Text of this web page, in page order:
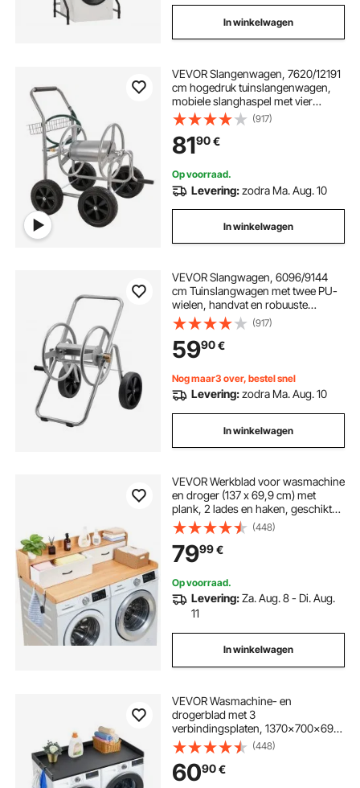
In winkelwagen
VEVOR Slangenwagen, 7620/12191
cm hogedruk tuinslangenwagen,
mobiele slanghaspel met vier
wielen, handgreep en netmand,
slanghaspel voor tuinirrigatie,
autowasstraat, 855 x 550 x 890
mm
(917)
8190€
Op voorraad.
Levering:zodra Ma. Aug. 10
In winkelwagen
VEVOR Slangwagen, 6096/9144
cm Tuinslangwagen met twee PU-
wielen, handvat en robuuste
netmand, slanghaspel, mobiele
slangtrommel voor
tuinbesproeiing, autowassen,
530x650x740 mm
(917)
5990€
Nog maar3 over, bestel snel
Levering:zodra Ma. Aug. 10
In winkelwagen
VEVOR Werkblad voor wasmachine
en droger (137 x 69,9 cm) met
plank, 2 lades en haken, geschikt
voor linnenkast, voorraadkast,
keukenblad, draagvermogen 113
kg, natuurlijke houttint
(448)
7999€
Op voorraad.
Levering:Za. Aug. 8 - Di. Aug.
11
In winkelwagen
VEVOR Wasmachine- en
drogerblad met 3
verbindingsplaten, 1370x700x69
mm, houten werkblad met
antislipmatten, waterbestendig
wasrek, zwart
(448)
6090€